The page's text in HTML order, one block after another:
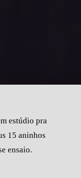
estúdio pra
15 aninhos
ensaio.